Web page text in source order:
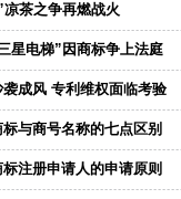
凉茶之争再燃战火
星电梯”因商标争上法庭
袭成风 专利维权面临考验
标与商号名称的七点区别
注册申请人的申请原则